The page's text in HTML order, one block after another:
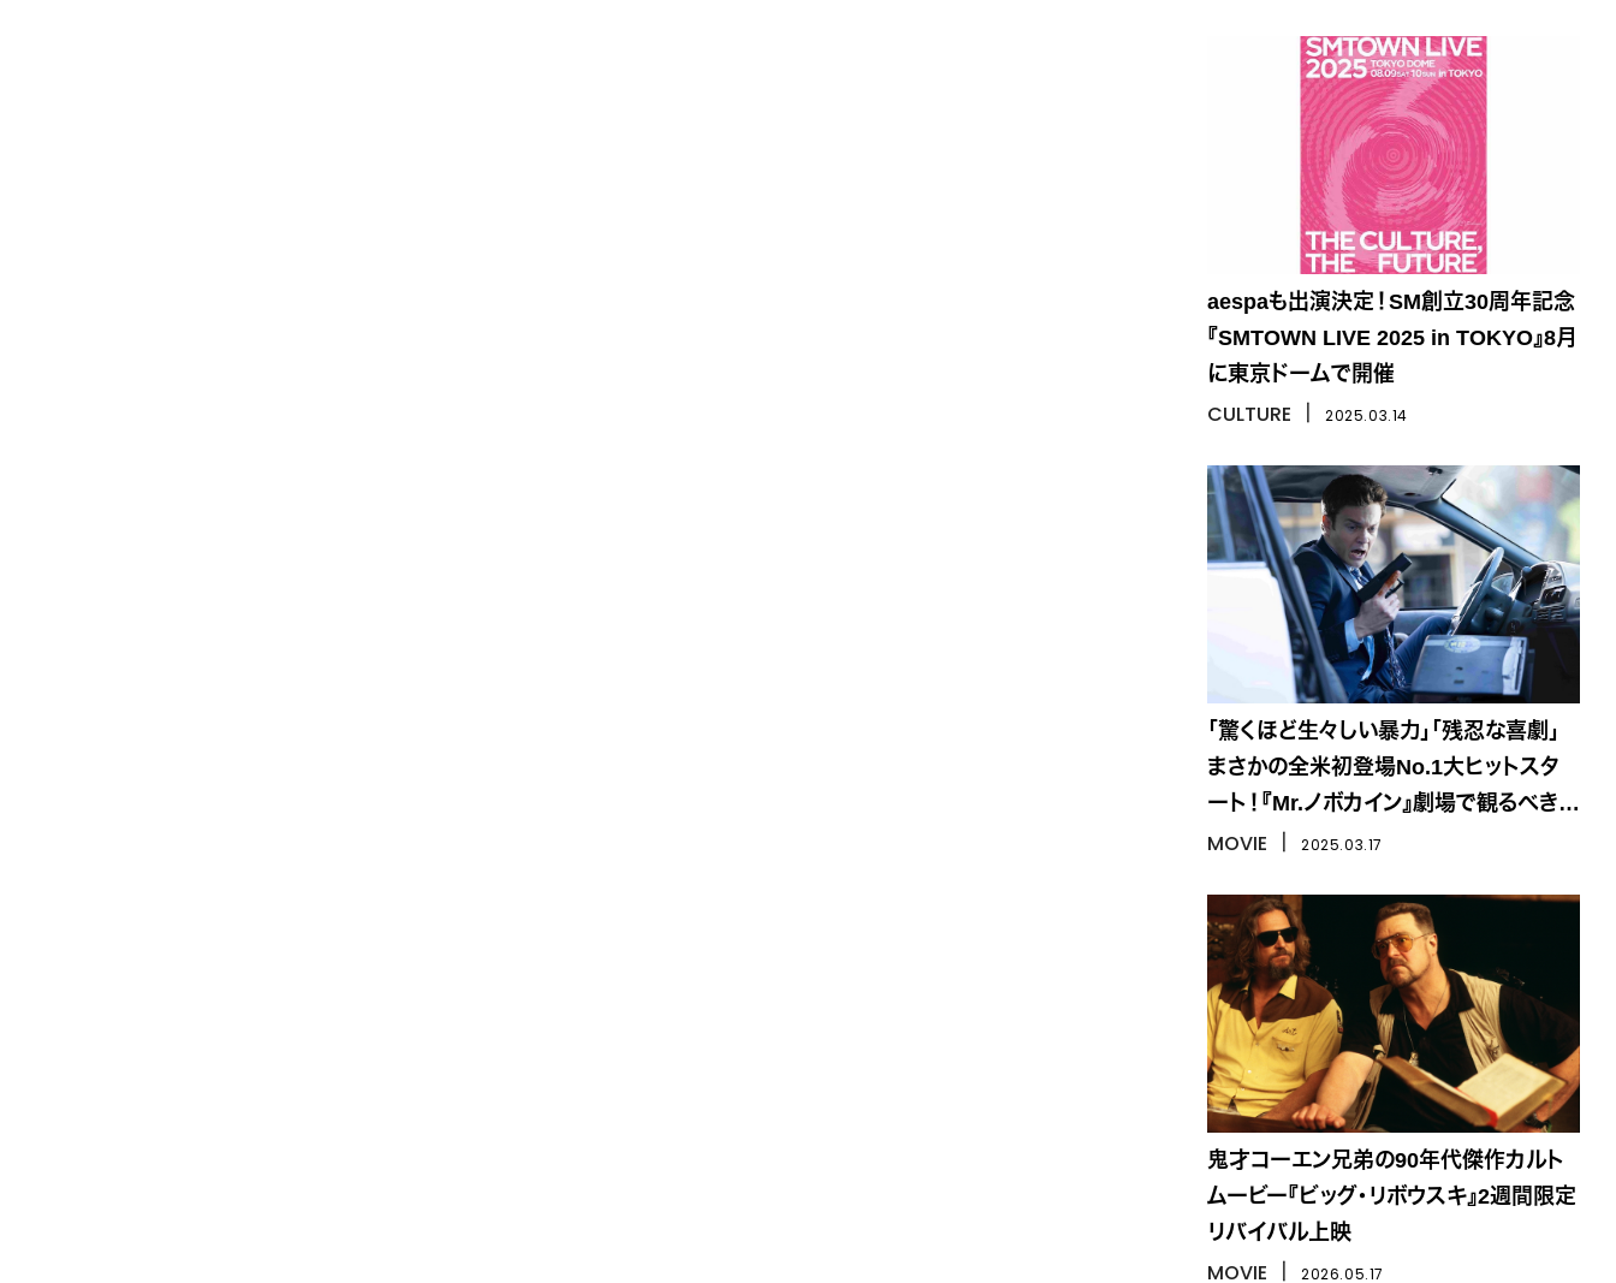
aespaも出演決定！SM創立30周年記念
『SMTOWN LIVE 2025 in TOKYO』8月
に東京ドームで開催
CULTURE 2025.03.14
「驚くほど生々しい暴力」「残忍な喜劇」
まさかの全米初登場No.1大ヒットスタ
ート！『Mr.ノボカイン』劇場で観るべき理
由は？
MOVIE 2025.03.17
鬼才コーエン兄弟の90年代傑作カルト
ムービー『ビッグ・リボウスキ』2週間限定
リバイバル上映
MOVIE 2026.05.17